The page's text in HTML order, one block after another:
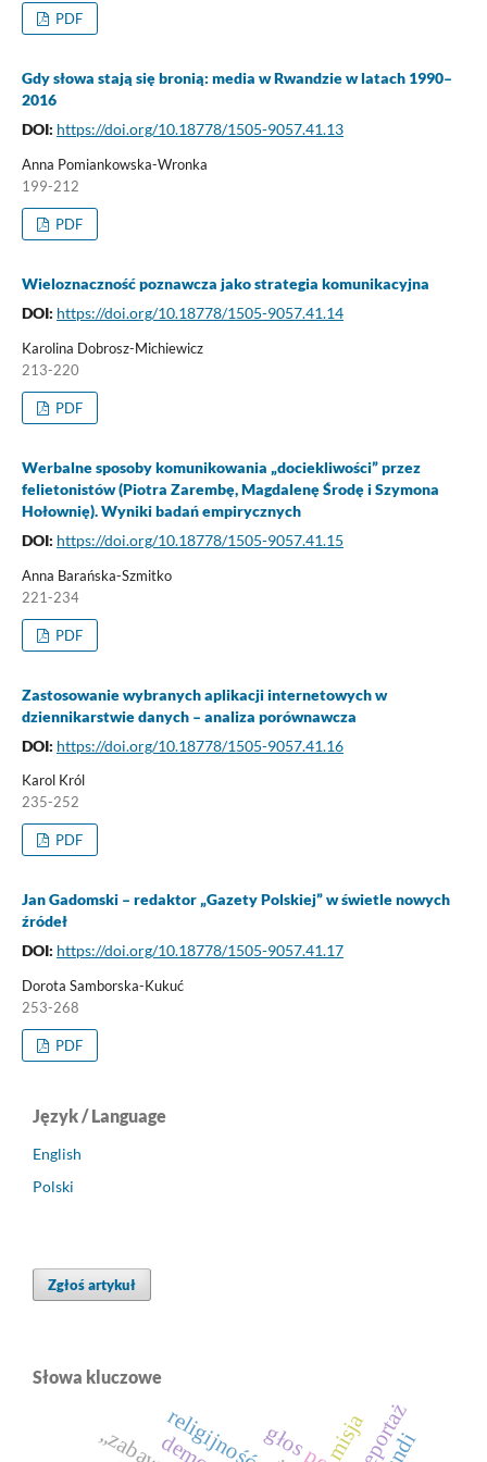
PDF
Gdy słowa stają się bronią: media w Rwandzie w latach 1990–
2016
DOI: https://doi.org/10.18778/1505-9057.41.13
Anna Pomiankowska-Wronka
199-212
PDF
Wieloznaczność poznawcza jako strategia komunikacyjna
DOI: https://doi.org/10.18778/1505-9057.41.14
Karolina Dobrosz-Michiewicz
213-220
PDF
Werbalne sposoby komunikowania „dociekliwości” przez
felietonistów (Piotra Zarembę, Magdalenę Środę i Szymona
Hołownię). Wyniki badań empirycznych
DOI: https://doi.org/10.18778/1505-9057.41.15
Anna Barańska-Szmitko
221-234
PDF
Zastosowanie wybranych aplikacji internetowych w
dziennikarstwie danych – analiza porównawcza
DOI: https://doi.org/10.18778/1505-9057.41.16
Karol Król
235-252
PDF
Jan Gadomski – redaktor „Gazety Polskiej” w świetle nowych
źródeł
DOI: https://doi.org/10.18778/1505-9057.41.17
Dorota Samborska-Kukuć
253-268
PDF
Język / Language
English
Polski
Zgłoś artykuł
Słowa kluczowe
reportaż
misja
religijnośćgłos